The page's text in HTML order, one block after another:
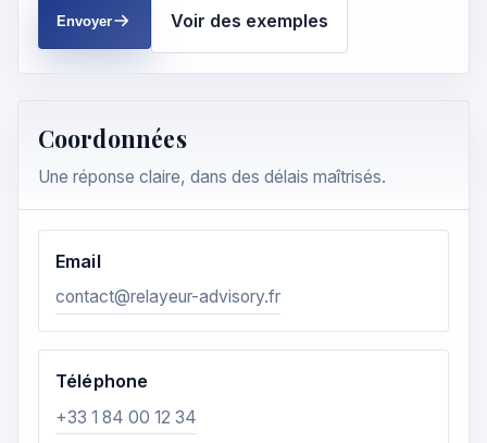
Envoyer Voir des exemples
Coordonnées
Une réponse claire, dans des délais maîtrisés.
Email
contact@relayeur-advisory.fr
Téléphone
+33 1 84 00 12 34